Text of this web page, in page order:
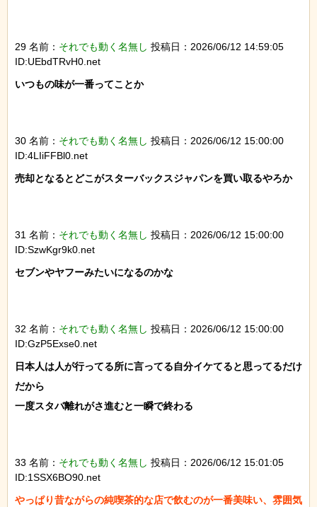
29 名前： それでも動く名無し 投稿日：2026/06/12 14:59:05
ID:UEbdTRvH0.net
いつもの味が一番ってことか
30 名前： それでも動く名無し 投稿日：2026/06/12 15:00:00
ID:4LIiFFBl0.net
売却となるとどこがスターバックスジャパンを買い取るやろか
31 名前： それでも動く名無し 投稿日：2026/06/12 15:00:00
ID:SzwKgr9k0.net
セブンやヤフーみたいになるのかな
32 名前： それでも動く名無し 投稿日：2026/06/12 15:00:00
ID:GzP5Exse0.net
日本人は人が行ってる所に言ってる自分イケてると思ってるだけ
だから
一度スタバ離れがさ進むと一瞬で終わる
33 名前： それでも動く名無し 投稿日：2026/06/12 15:01:05
ID:1SSX6BO90.net
やっぱり昔ながらの純喫茶的な店で飲むのが一番美味い、雰囲気